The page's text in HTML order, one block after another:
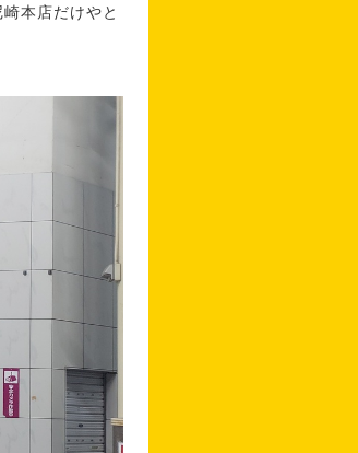
本店だけやと